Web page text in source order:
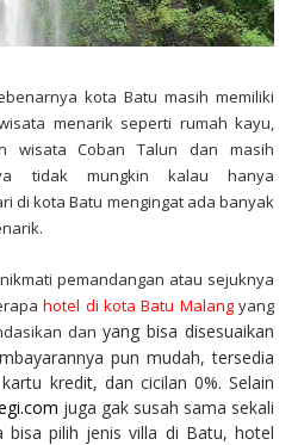
kota Batu masih memiliki
menarik seperti rumah kayu,
wisata Coban Talun dan masih
tidak mungkin kalau hanya
di kota Batu mengingat ada banyak
pemandangan atau sejuknya
hotel di kota Batu Malangyang
dan yang bisa disesuaikan
pun mudah, tersedia
kredit, dan cicilan 0%. Selain
juga gak susah sama sekali
bisa pilih jenis villa di Batu, hotel